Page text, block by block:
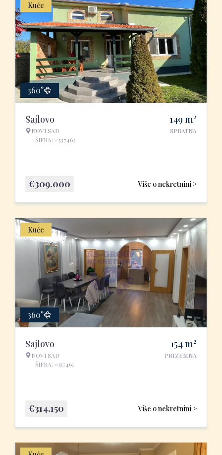
Kuće
360°
Sajlovo
NOVI SAD
ŠIFRA: #537463
149 m2
SPRATNA
Više o nekretnini >
€309.000
Kuće
360°
Sajlovo
NOVI SAD
ŠIFRA: #557461
154m2
PRIZEMNA
Više o nekretnini >
€314.150